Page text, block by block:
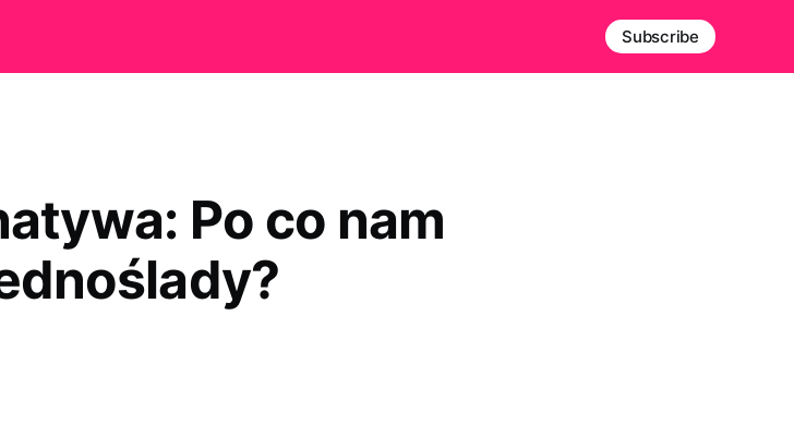
Subscribe
Po co nam